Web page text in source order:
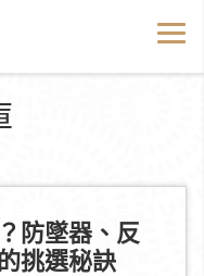
防墜器、反
挑選秘訣